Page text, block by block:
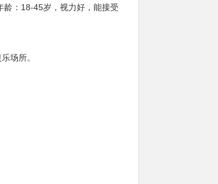
龄：18-45岁，视力好，能接受
场所。